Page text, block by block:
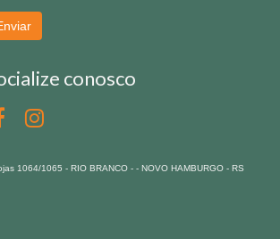
conosco
1064/1065 - RIO BRANCO - - NOVO HAMBURGO - RS